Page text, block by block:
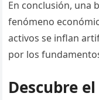
En conclusión, una
fenómeno
activos se inflan
por los
Descubre